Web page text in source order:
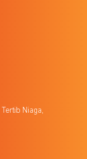
Niaga,